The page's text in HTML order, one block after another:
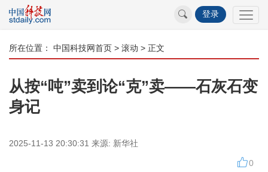
登录
所在位置： 中国科技网首页 > 滚动 > 正文
从按“吨”卖到论“克”卖——石灰石变
身记
2025-11-13 20:30:31 来源: 新华社
0